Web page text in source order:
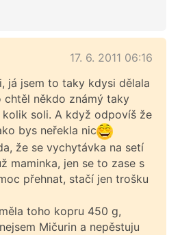
17. 6. 2011 06:16
já jsem to taky kdysi dělala
někdo známý taky
soli. A když odpovíš že
bys neřekla nic
že se vychytávka na setí
maminka, jen se to zase s
přehnat, stačí jen trošku
toho kopru 450 g,
Mičurin a nepěstuju